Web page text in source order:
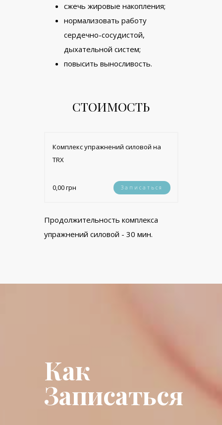
сжечь жировые накопления;
нормализовать работу
сердечно-сосудистой,
дыхательной систем;
повысить выносливость.
СТОИМОСТЬ
Комплекс упражнений силовой на
TRX
0,00 грн Записаться
Продолжительность комплекса
упражнений силовой - 30 мин.
Как
Записаться